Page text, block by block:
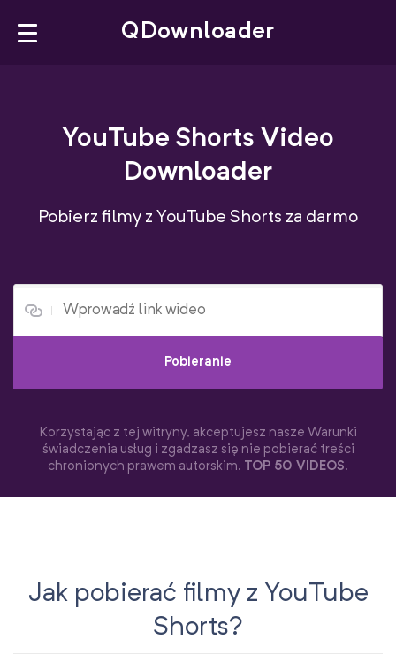
×
Bookmarklet
Browser Extension
YouTube Downloader
X Downloader
QDownloader
YouTube Shorts Video
Downloader
Pobierz filmy z YouTube Shorts za darmo
Pobieranie
Korzystając z tej witryny, akceptujesz nasze Warunki
świadczenia usług i zgadzasz się nie pobierać treści
chronionych prawem autorskim.
TOP 50 VIDEOS.
Jak pobierać filmy z YouTube
Shorts?